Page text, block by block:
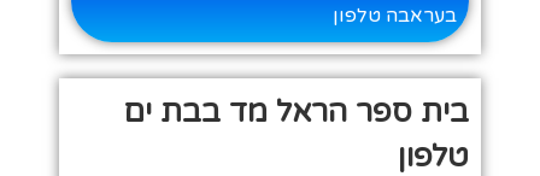
בעראבה טלפון
בית ספר הראל מד בבת ים
טלפון